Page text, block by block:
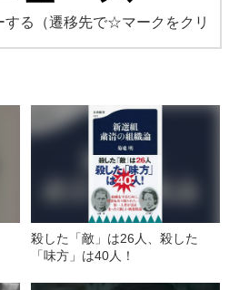
する
（遷移先で☆マークをクリ
殺した「敵」は26人、殺した
「味方」は40人！